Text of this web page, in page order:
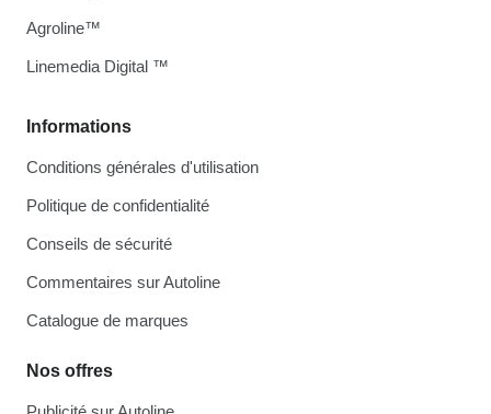
Informations
Conditions générales d'utilisation
Politique de confidentialité
Conseils de sécurité
Commentaires sur Autoline
Catalogue de marques
Nos offres
Agroline™
Linemedia Digital ™